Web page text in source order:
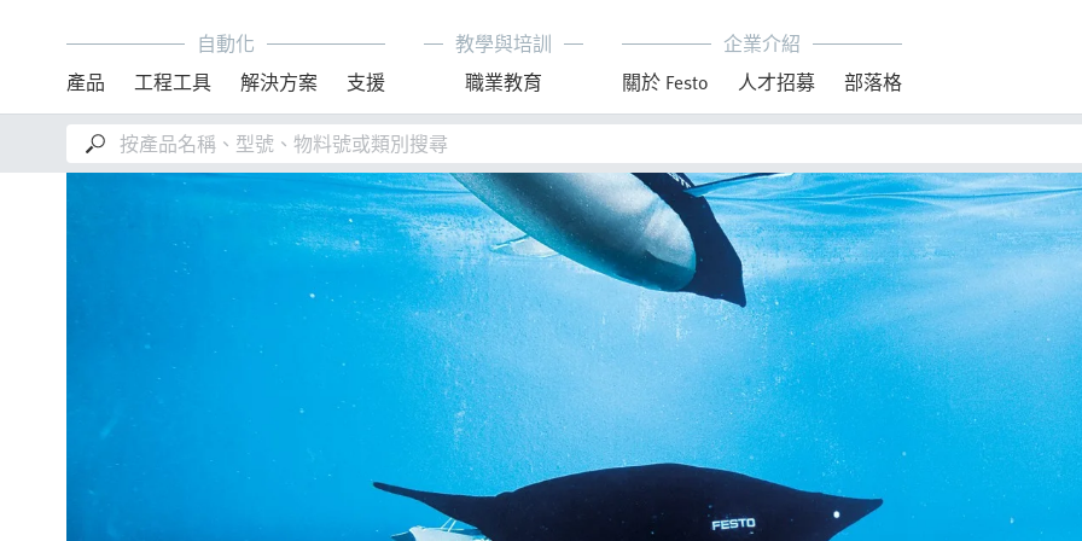
自動化
產品
工程工具 解決方案 支援
教學與培訓
職業教育
企業介紹
關於 Festo
人才招募 部落格